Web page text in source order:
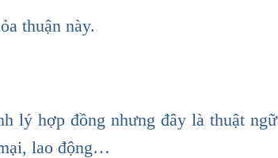
thuận này.
lý hợp đồng nhưng đây là thuật ngữ
lao động…